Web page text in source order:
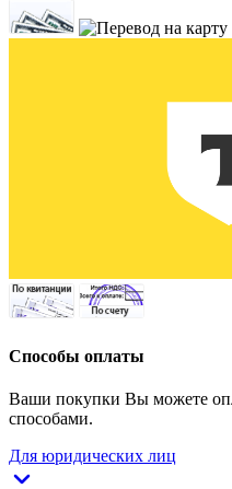
Способы оплаты
Ваши покупки Вы можете
способами.
Для юридических лиц